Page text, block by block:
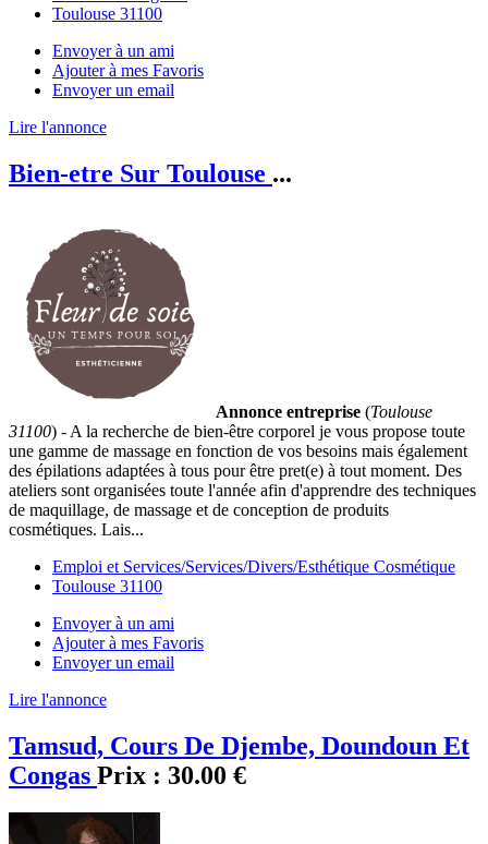
Toulouse 31100
Envoyer à un ami
Ajouter à mes Favoris
Envoyer un email
Lire l'annonce
Bien-etre Sur Toulouse ...
Annonce entreprise (Toulouse
31100) - A la recherche de bien-être corporel je vous propose toute
une gamme de massage en fonction de vos besoins mais également
des épilations adaptées à tous pour être pret(e) à tout moment. Des
ateliers sont organisées toute l'année afin d'apprendre des techniques
de maquillage, de massage et de conception de produits
cosmétiques. Lais...
Emploi et Services/Services/Divers/Esthétique Cosmétique
Toulouse 31100
Envoyer à un ami
Ajouter à mes Favoris
Envoyer un email
Lire l'annonce
Tamsud, Cours De Djembe, Doundoun Et
Congas Prix : 30.00 €